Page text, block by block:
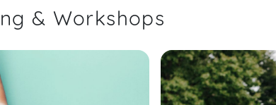
& Workshops